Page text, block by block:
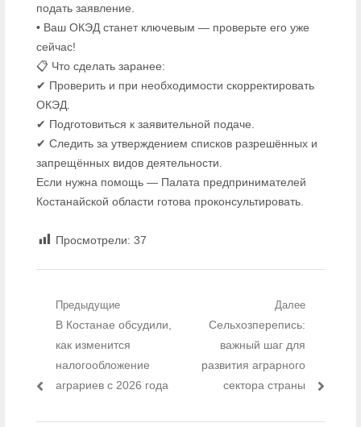
подать заявление.
• Ваш ОКЭД станет ключевым — проверьте его уже
сейчас!
📋 Что сделать заранее:
✔ Проверить и при необходимости скорректировать
ОКЭД.
✔ Подготовиться к заявительной подаче.
✔ Следить за утверждением списков разрешённых и
запрещённых видов деятельности.
Если нужна помощь — Палата предпринимателей
Костанайской области готова проконсультировать.
Просмотрели: 37
Навигация по записям
Предыдущие
Предыдущий пост:
В Костанае обсудили,
как изменится
налогообложение
аграриев с 2026 года
Далее
Следующий пост:
Сельхозперепись:
важный шаг для
развития аграрного
сектора страны